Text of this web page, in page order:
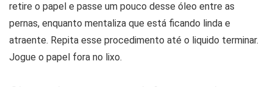
retire o papel e passe um pouco desse óleo entre as
pernas, enquanto mentaliza que está ficando linda e
atraente. Repita esse procedimento até o liquido terminar.
Jogue o papel fora no lixo.